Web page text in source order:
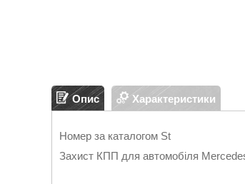
Опис Характеристики
Номер за каталогом St
Захист КПП для автомобіля